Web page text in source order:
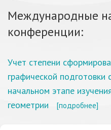
Международные
конференции:
Учет степени
графической подготовки
начальном этапе
геометрии
[подробнее]